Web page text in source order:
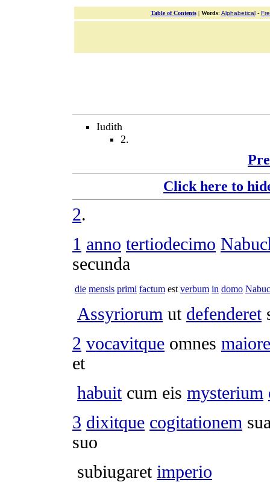
Table of Contents| Words: Alphabetical-
Iudith
2.
Click here to
2.
1 anno tertiodecimo
secunda
die mensis primi factum est verbum in domo
Assyriorum ut defenderet
2 vocavitque omnes
et
habuitcum eis mysterium
3 dixitque cogitationem
suo
subiugaret imperio